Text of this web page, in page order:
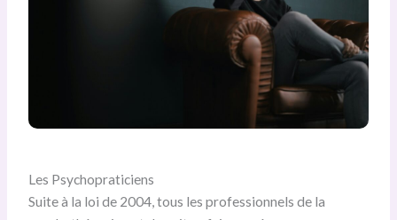
Les Psychopraticiens
Suite à la loi de 2004, tous les professionnels de la